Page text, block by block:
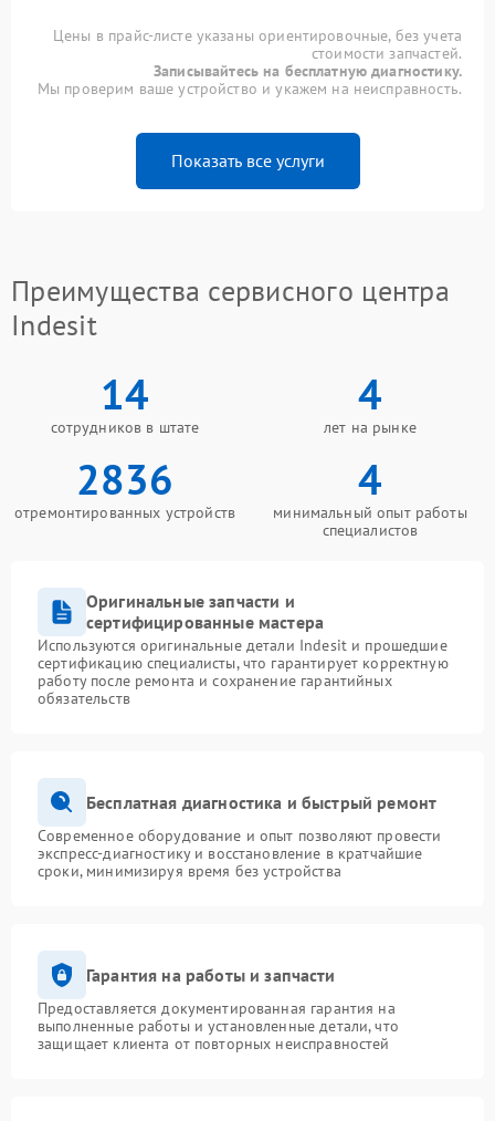
Цены в прайс-листе указаны ориентировочные, без учета
стоимости запчастей.
Записывайтесь на бесплатную диагностику.
Мы проверим ваше устройство и укажем на неисправность.
Показать все услуги
Преимущества сервисного центра
Indesit
14
сотрудников в штате
4
лет на рынке
2836
отремонтированных устройств
4
минимальный опыт работы
специалистов
Оригинальные запчасти и
сертифицированные мастера
Используются оригинальные детали Indesit и прошедшие
сертификацию специалисты, что гарантирует корректную
работу после ремонта и сохранение гарантийных
обязательств
Бесплатная диагностика и быстрый ремонт
Современное оборудование и опыт позволяют провести
экспресс-диагностику и восстановление в кратчайшие
сроки, минимизируя время без устройства
Гарантия на работы и запчасти
Предоставляется документированная гарантия на
выполненные работы и установленные детали, что
защищает клиента от повторных неисправностей